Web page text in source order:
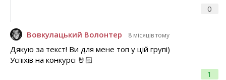
0
Вовкулацький Волонтер 8 місяців тому
1
Дякую за текст! Ви для мене топ у цій групі)
Успіхів на конкурсі 🤘🏻